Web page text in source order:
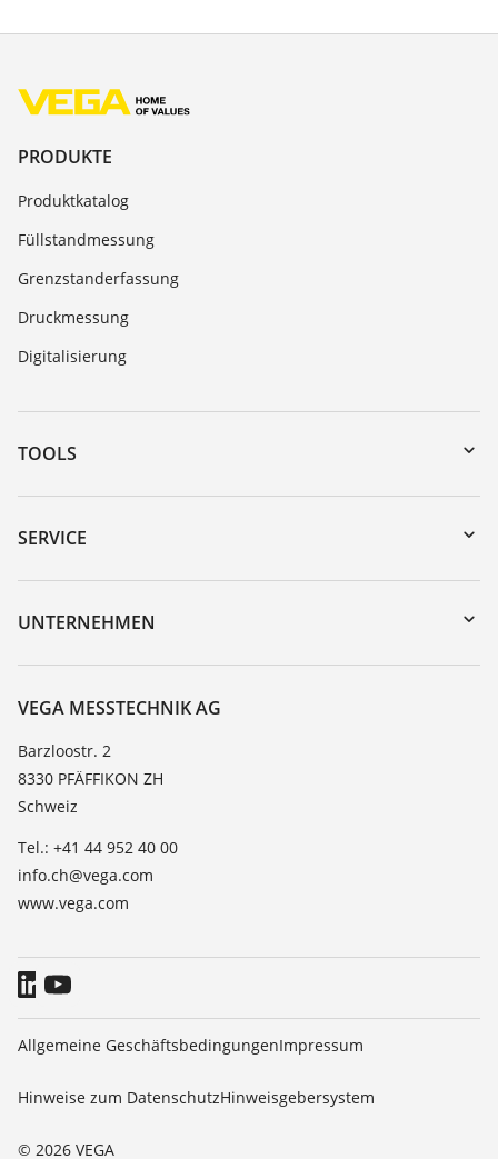
PRODUKTE
Produktkatalog
Füllstandmessung
Grenzstanderfassung
Druckmessung
Digitalisierung
TOOLS
Download-Center
Gerätesuche (Seriennummer)
DTM Collection/PACTware
SERVICE
Geräterücksendung
Trainings
Beständigkeitsliste
TeamViewer
UNTERNEHMEN
Über VEGA
Kontakt
News
Presse
VEGA MESSTECHNIK AG
Barzloostr. 2
8330 PFÄFFIKON ZH
Schweiz
Tel.: +41 44 952 40 00
info.ch@vega.com
www.vega.com
© 2026 VEGA
Allgemeine GeschäftsbedingungenImpressum
Hinweise zum DatenschutzHinweisgebersystem